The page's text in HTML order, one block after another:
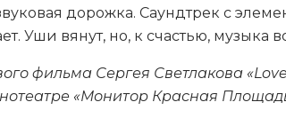
дорожка. Саундтрек с
Уши вянут, но, к счастью, музыка
фильма Сергея Светлакова
«Монитор Красная